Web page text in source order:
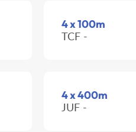
4 x 100m
TCF -
4 x 400m
JUF -